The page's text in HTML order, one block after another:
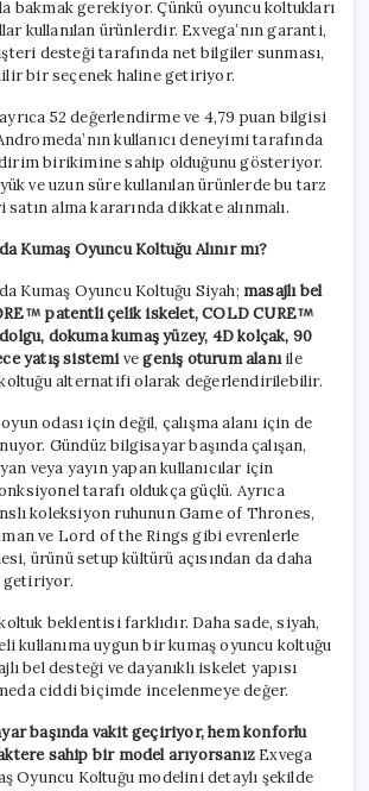
bakmak gerekiyor. Çünkü oyuncu koltukları
kullanılan ürünlerdir. Exvega’nın garanti,
desteği tarafında net bilgiler sunması,
bir seçenek haline getiriyor.
52 değerlendirme ve 4,79 puan bilgisi
kullanıcı deneyimi tarafında
birikimine sahip olduğunu gösteriyor.
ve uzun süre kullanılan ürünlerde bu tarz
satın alma kararında dikkate alınmalı.
Kumaş Oyuncu Koltuğu Alınır mı?
Kumaş Oyuncu Koltuğu Siyah; masajlı bel
patentli çelik iskelet, COLD CURE
dokuma kumaş yüzey, 4D kolçak, 90
yatış sistemivegeniş oturum alanıile
alternatifi olarak değerlendirilebilir.
odası için değil, çalışma alanı için de
Gündüz bilgisayar başında çalışan,
veya yayın yapan kullanıcılar için
tarafı oldukça güçlü. Ayrıca
koleksiyon ruhunun Game of Thrones,
ve Lord of the Rings gibi evrenlerle
ürünü setup kültürü açısından da daha
getiriyor.
beklentisi farklıdır. Daha sade, siyah,
kullanıma uygun bir kumaş oyuncu koltuğu
bel desteği ve dayanıklı iskelet yapısı
ciddi biçimde incelenmeye değer.
başında vakit geçiriyor, hem konforlu
sahip bir model arıyorsanız Exvega
Oyuncu Koltuğu modelini detaylı şekilde